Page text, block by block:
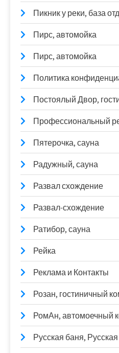
Пикник у реки, база
Пирс, автомойка
Пирс, автомойка
Политика
Постоялый Двор,
Профессиональный
Пятерочка, сауна
Радужный, сауна
Развал схождение
Развал-схождение
Ратибор, сауна
Рейка
Реклама и Контакты
Розан, гостиничный
РомАн, автомоечный
Русская баня,